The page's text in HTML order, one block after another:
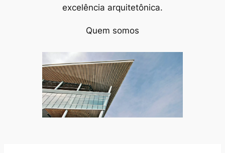
excelência arquitetônica.
Quem somos